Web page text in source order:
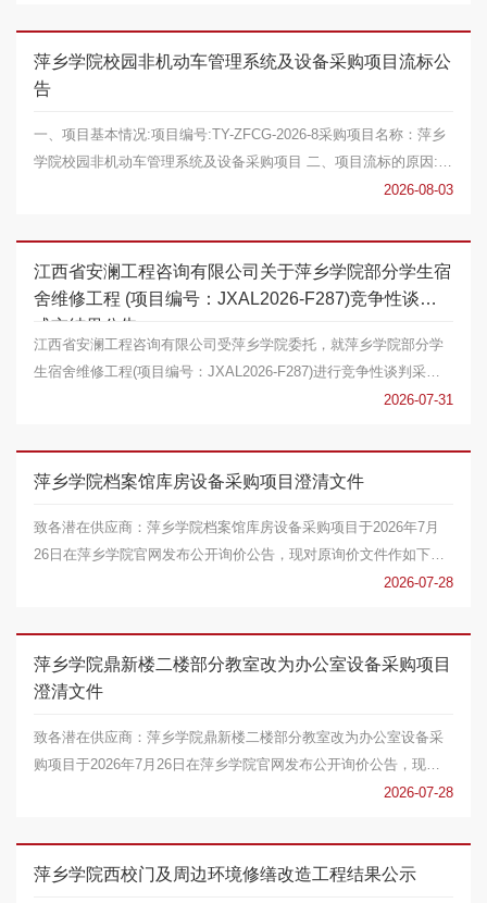
萍乡学院校园非机动车管理系统及设备采购项目流标公
告
一、项目基本情况:项目编号:TY-ZFCG-2026-8采购项目名称：萍乡
学院校园非机动车管理系统及设备采购项目 二、项目流标的原因:经
2026-08-03
江西省安澜工程咨询有限公司关于萍乡学院部分学生宿
舍维修工程 (项目编号：JXAL2026-F287)竞争性谈判
成交结果公告
江西省安澜工程咨询有限公司受萍乡学院委托，就萍乡学院部分学
生宿舍维修工程(项目编号：JXAL2026-F287)进行竞争性谈判采
2026-07-31
萍乡学院档案馆库房设备采购项目澄清文件
致各潜在供应商：萍乡学院档案馆库房设备采购项目于2026年7月
26日在萍乡学院官网发布公开询价公告，现对原询价文件作如下澄
2026-07-28
萍乡学院鼎新楼二楼部分教室改为办公室设备采购项目
澄清文件
致各潜在供应商：萍乡学院鼎新楼二楼部分教室改为办公室设备采
购项目于2026年7月26日在萍乡学院官网发布公开询价公告，现对
2026-07-28
萍乡学院西校门及周边环境修缮改造工程结果公示